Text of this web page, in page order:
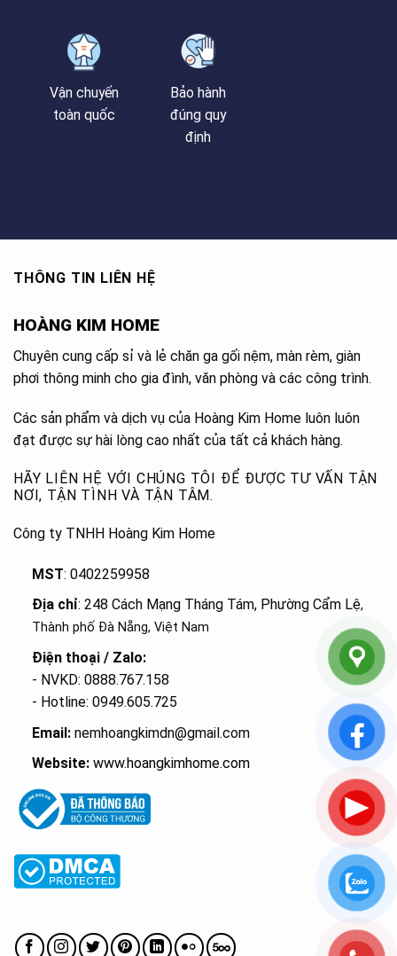
Vận chuyển
toàn quốc
Bảo hành
đúng quy
định
THÔNG TIN LIÊN HỆ
HOÀNG KIM HOME
Chuyên cung cấp sỉ và lẻ chăn ga gối nệm, màn rèm, giàn
phơi thông minh cho gia đình, văn phòng và các công trình.
Các sản phẩm và dịch vụ của Hoàng Kim Home luôn luôn
đạt được sự hài lòng cao nhất của tất cả khách hàng.
HÃY LIÊN HỆ VỚI CHÚNG TÔI ĐỂ ĐƯỢC TƯ VẤN TẬN
NƠI, TẬN TÌNH VÀ TẬN TÂM.
Công ty TNHH Hoàng Kim Home
MST: 0402259958
Địa chỉ: 248 Cách Mạng Tháng Tám, Phường Cẩm Lệ,
Thành phố Đà Nẵng, Việt Nam
Điện thoại / Zalo:
- NVKD: 0888.767.158
- Hotline: 0949.605.725
Email:nemhoangkimdn@gmail.com
Website: www.hoangkimhome.com